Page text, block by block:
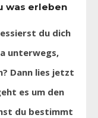
was erleben
du dich
unterwegs,
Dann lies jetzt
es um den
du bestimmt